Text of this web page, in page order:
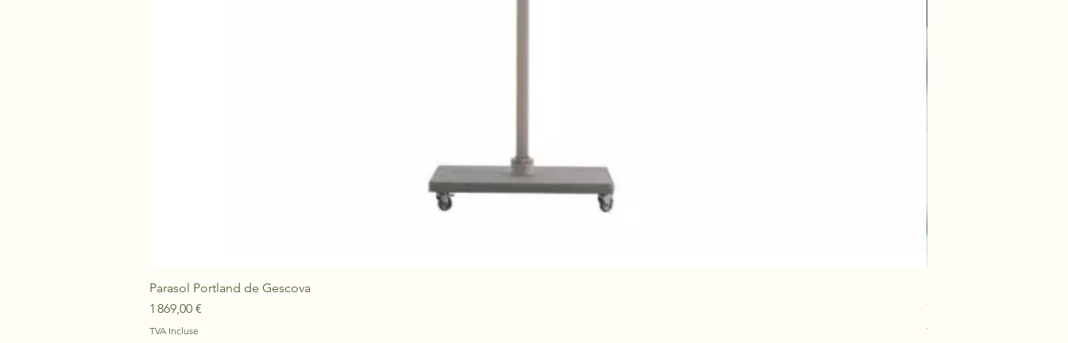
Parasol Portland de Gescova
Prix
1 869,00 €
TVA Incluse
Chaise longue
Prix
769,00 €
TVA Incluse